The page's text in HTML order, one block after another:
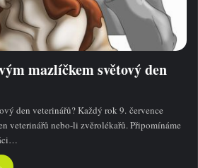
mazlíčkem světový den
den veterinářů? Každý rok 9. července
veterinářů nebo-li zvěrolékařů. Připomínáme